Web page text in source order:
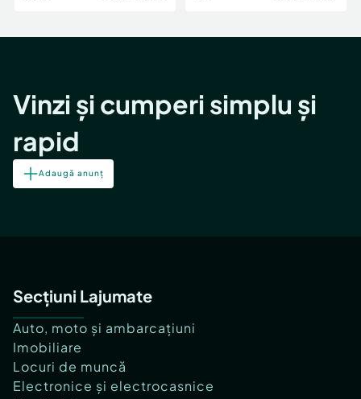
Vinzi și cumperi simplu și
rapid
Adaugă anunț
Secțiuni Lajumate
Auto, moto și ambarcațiuni
Imobiliare
Locuri de muncă
Electronice și electrocasnice